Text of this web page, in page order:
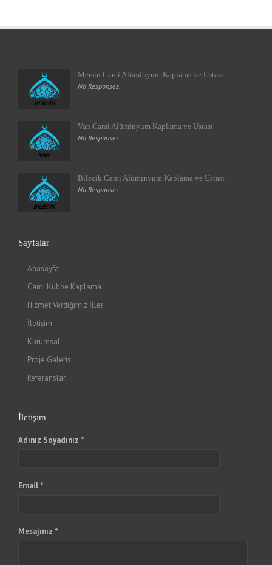
Mersin Cami Alüminyum Kaplama ve Ustası
No Responses.
Van Cami Alüminyum Kaplama ve Ustası
No Responses.
Bilecik Cami Alüminyum Kaplama ve Ustası
No Responses.
Sayfalar
Anasayfa
Cami Kubbe Kaplama
Hizmet Verdiğimiz İller
İletişim
Kurumsal
Proje Galerisi
Referanslar
İletişim
Adınız Soyadınız *
Email *
Mesajınız *